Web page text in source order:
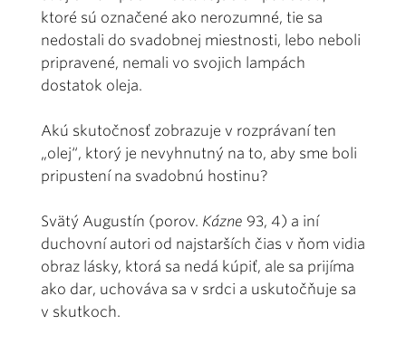
ktoré sú označené ako nerozumné, tie sa
nedostali do svadobnej miestnosti, lebo neboli
pripravené, nemali vo svojich lampách
dostatok oleja.
Akú skutočnosť zobrazuje v rozprávaní ten
„olej“, ktorý je nevyhnutný na to, aby sme boli
pripustení na svadobnú hostinu?
Svätý Augustín (porov. Kázne 93, 4) a iní
duchovní autori od najstarších čias v ňom vidia
obraz lásky, ktorá sa nedá kúpiť, ale sa prijíma
ako dar, uchováva sa v srdci a uskutočňuje sa
v skutkoch.